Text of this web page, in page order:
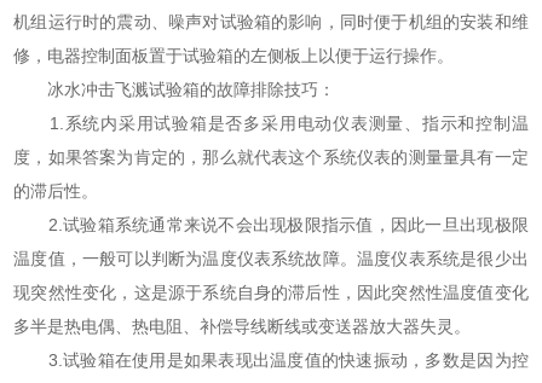
机组运行时的震动、噪声对试验箱的影响，同时便于机组的安装和维
修，电器控制面板置于试验箱的左侧板上以便于运行操作。
冰水冲击飞溅试验箱的故障排除技巧：
1.系统内采用试验箱是否多采用电动仪表测量、指示和控制温
度，如果答案为肯定的，那么就代表这个系统仪表的测量量具有一定
的滞后性。
2.试验箱系统通常来说不会出现极限指示值，因此一旦出现极限
温度值，一般可以判断为温度仪表系统故障。温度仪表系统是很少出
现突然性变化，这是源于系统自身的滞后性，因此突然性温度值变化
多半是热电偶、热电阻、补偿导线断线或变送器放大器失灵。
3.试验箱在使用是如果表现出温度值的快速振动，多数是因为控